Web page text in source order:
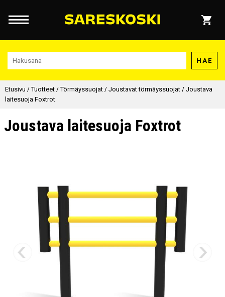
HAE
Etusivu /Tuotteet /Törmäyssuojat / Joustavat törmäyssuojat / Joustava
laitesuoja Foxtrot
Joustava laitesuoja Foxtrot